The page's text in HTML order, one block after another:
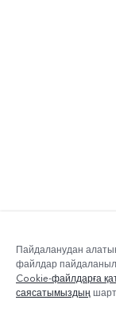
Пайдаланудан алатын
файлдар
Cookie-файлдарға
саясатымыздың